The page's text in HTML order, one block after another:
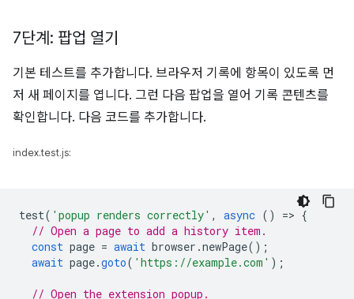
7단계: 팝업 열기
기본 테스트를 추가합니다. 브라우저 기록에 항목이 있도록 먼
저 새 페이지를 엽니다. 그런 다음 팝업을 열어 기록 콘텐츠를
확인합니다. 다음 코드를 추가합니다.
index.test.js:
test( 'popup renders correctly' , async () => {
// Open a page to add a history item.
const page = await browser .newPage();
await page.goto( 'https://example.com' );
// Open the extension popup.